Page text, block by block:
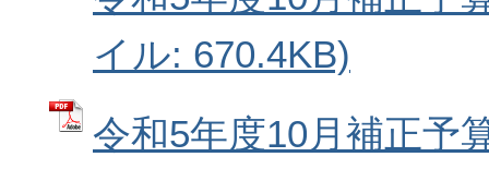
イル: 670.4KB)
令和5年度10月補正予